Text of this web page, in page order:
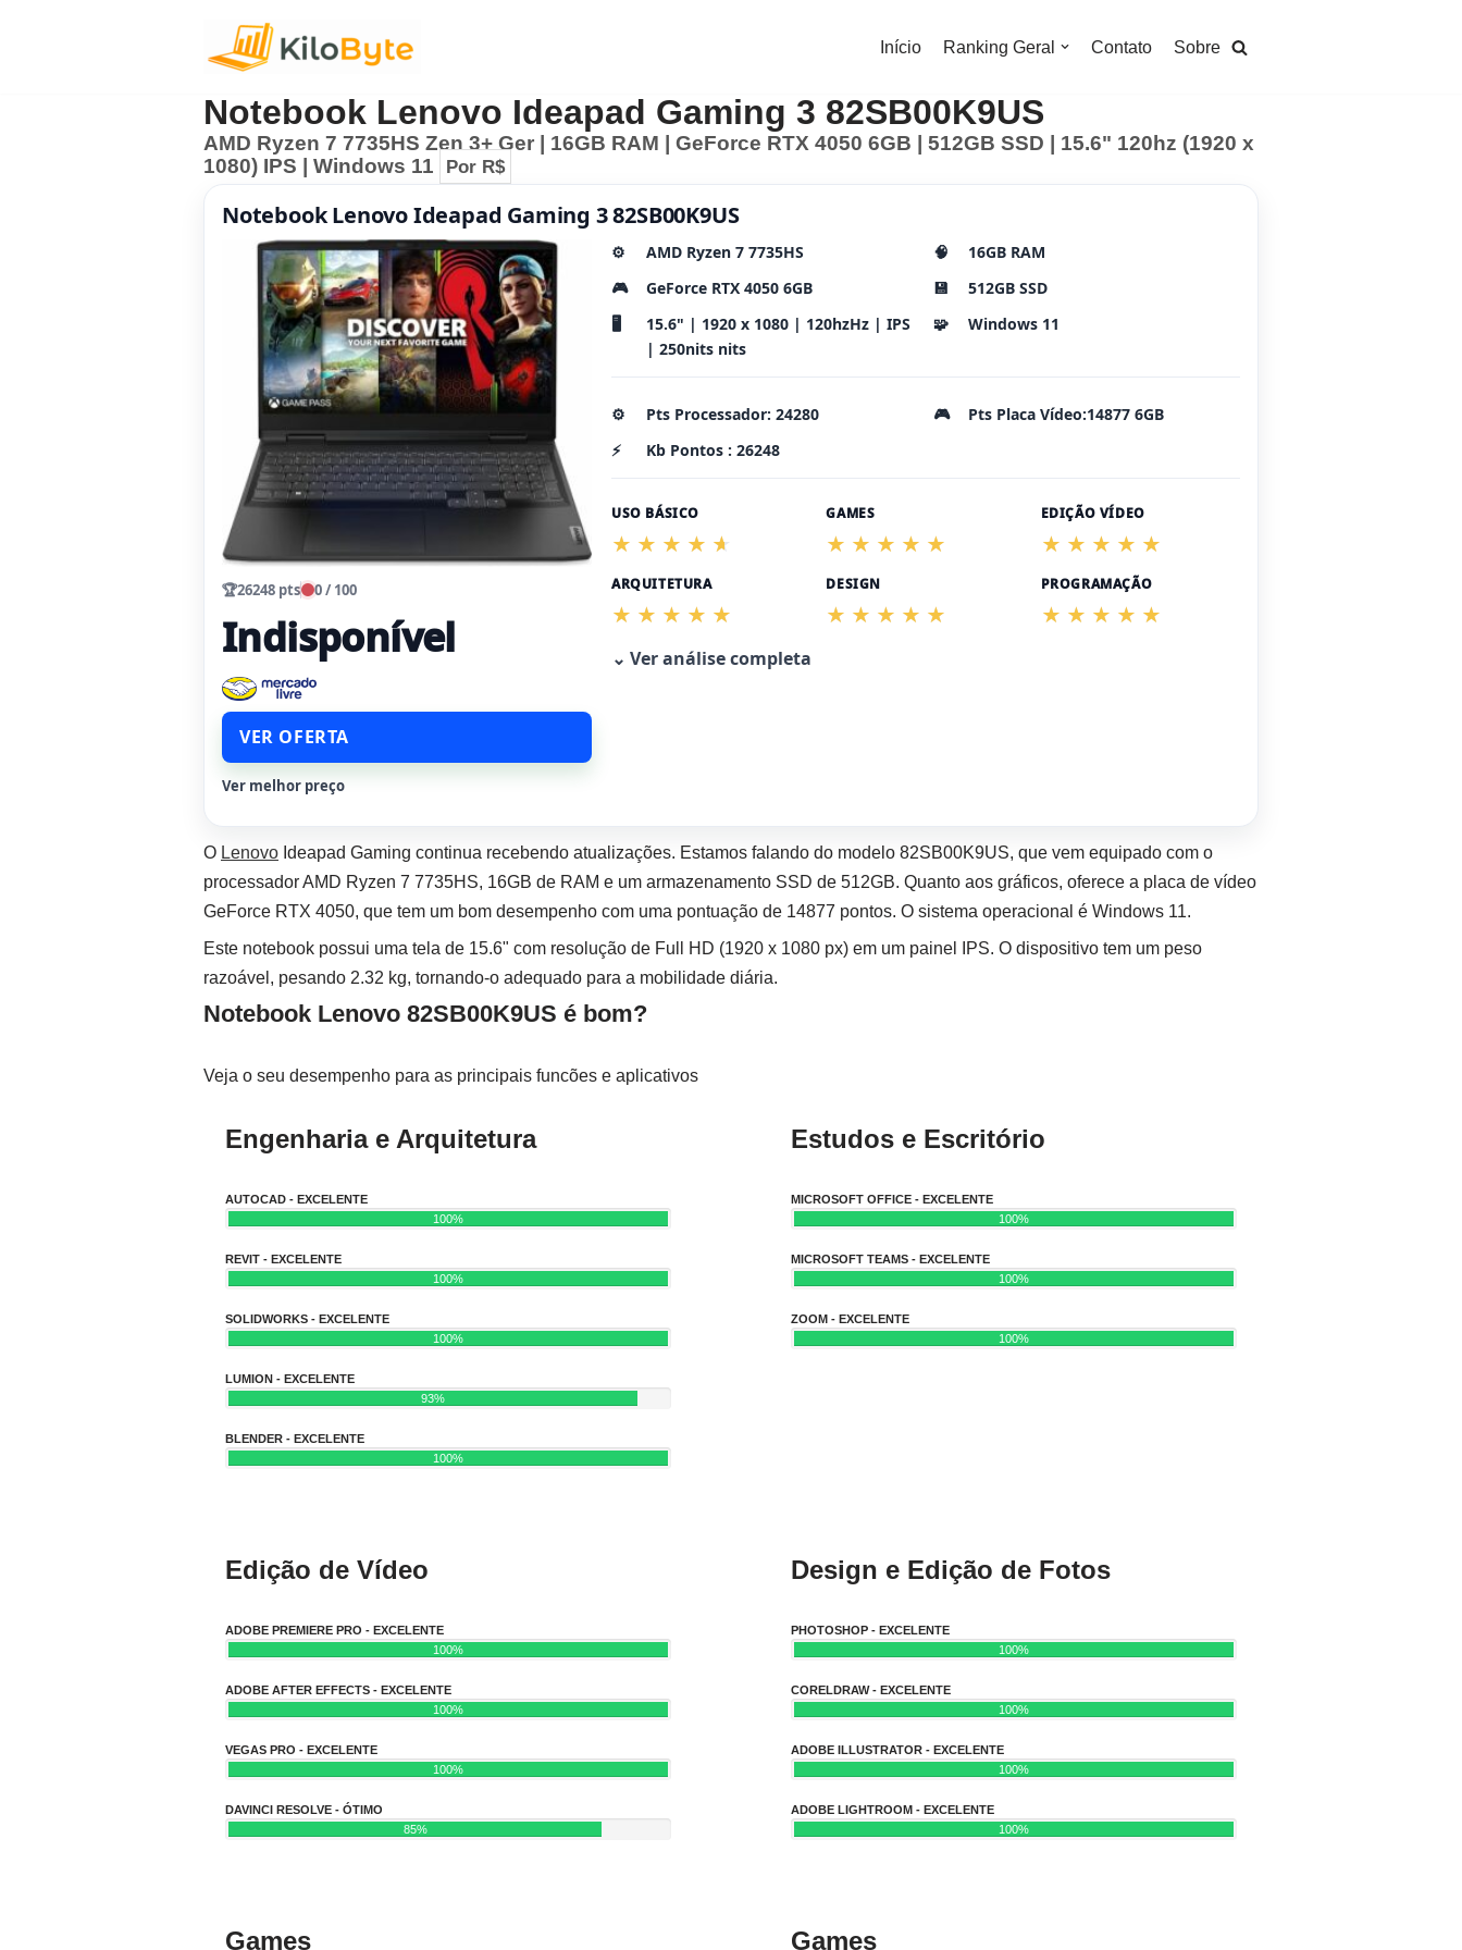
Início Ranking Geral Contato Sobre
Notebook Lenovo Ideapad Gaming 3 82SB00K9US
AMD Ryzen 7 7735HS Zen 3+ Ger | 16GB RAM | GeForce RTX 4050 6GB | 512GB SSD | 15.6" 120hz (1920 x
1080) IPS | Windows 11
Por R$
Notebook Lenovo Ideapad Gaming 3 82SB00K9US
🏆26248 pts 0 / 100
Indisponível
VER OFERTA
Ver melhor preço
⚙️ AMD Ryzen 7 7735HS 🧠
16GB RAM
🎮
GeForce RTX 4050 6GB 💾
512GB SSD
🖥️
15.6" | 1920 x 1080 | 120hzHz | IPS
| 250nits nits
🧩 Windows 11
⚙️ Pts Processador: 24280 🎮
Pts Placa Vídeo:14877 6GB
⚡
Kb Pontos : 26248
USO BÁSICO GAMES EDIÇÃO VÍDEO
ARQUITETURA DESIGN PROGRAMAÇÃO
⌄ Ver análise completa
O Lenovo Ideapad Gaming continua recebendo atualizações. Estamos falando do modelo 82SB00K9US, que vem equipado com o
processador AMD Ryzen 7 7735HS, 16GB de RAM e um armazenamento SSD de 512GB. Quanto aos gráficos, oferece a placa de vídeo
GeForce RTX 4050, que tem um bom desempenho com uma pontuação de 14877 pontos. O sistema operacional é Windows 11.
Este notebook possui uma tela de 15.6" com resolução de Full HD (1920 x 1080 px) em um painel IPS. O dispositivo tem um peso
razoável, pesando 2.32 kg, tornando-o adequado para a mobilidade diária.
Notebook Lenovo 82SB00K9US é bom?
Veja o seu desempenho para as principais funcões e aplicativos
Engenharia e Arquitetura
AUTOCAD - EXCELENTE
100%
REVIT - EXCELENTE
100%
SOLIDWORKS - EXCELENTE
100%
LUMION - EXCELENTE
93%
BLENDER - EXCELENTE
100%
Estudos e Escritório
MICROSOFT OFFICE - EXCELENTE
100%
MICROSOFT TEAMS - EXCELENTE
100%
ZOOM - EXCELENTE
100%
Edição de Vídeo
ADOBE PREMIERE PRO - EXCELENTE
100%
ADOBE AFTER EFFECTS - EXCELENTE
100%
VEGAS PRO - EXCELENTE
100%
DAVINCI RESOLVE - ÓTIMO
85%
Design e Edição de Fotos
PHOTOSHOP - EXCELENTE
100%
CORELDRAW - EXCELENTE
100%
ADOBE ILLUSTRATOR - EXCELENTE
100%
ADOBE LIGHTROOM - EXCELENTE
100%
Games Games